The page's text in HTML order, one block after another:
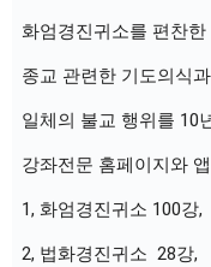
화엄경진귀소를 편찬한
종교 관련한 기도의식과
일체의 불교 행위를 10
강좌전문 홈페이지와
1, 화엄경진귀소 100강,
2, 법화경진귀소  28강,